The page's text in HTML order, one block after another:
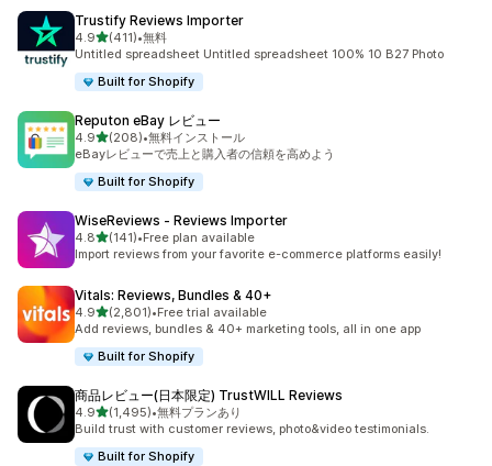
Trustify Reviews Importer
4.95つ星中
(411)
合計レビュー数：411件
•無料
Untitled spreadsheet Untitled spreadsheet 100% 10 B27 Photo
Built for Shopify
Reputon eBay レビュー
4.95つ星中
(208)
合計レビュー数：208件
•無料インストール
eBayレビューで売上と購入者の信頼を高めよう
Built for Shopify
WiseReviews ‑ Reviews Importer
4.85つ星中
(141)
合計レビュー数：141件
•Free plan available
Import reviews from your favorite e-commerce platforms easily!
Vitals: Reviews, Bundles & 40+
4.95つ星中
(2,801)
合計レビュー数：2801件
•Free trial available
Add reviews, bundles & 40+ marketing tools, all in one app
Built for Shopify
商品レビュー(日本限定) TrustWILL Reviews
4.95つ星中
(1,495)
合計レビュー数：1495件
•無料プランあり
Build trust with customer reviews, photo&video testimonials.
Built for Shopify